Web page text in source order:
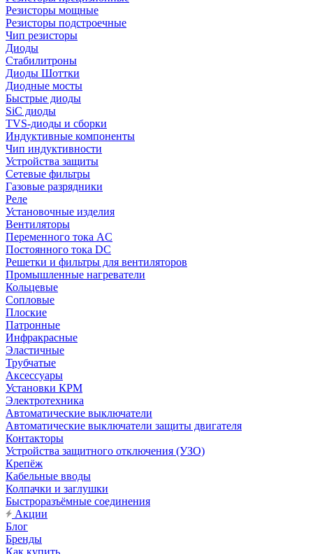
Резисторы мощные
Резисторы подстроечные
Чип резисторы
Диоды
Стабилитроны
Диоды Шоттки
Диодные мосты
Быстрые диоды
SiC диоды
TVS-диоды и сборки
Индуктивные компоненты
Чип индуктивности
Устройства защиты
Сетевые фильтры
Газовые разрядники
Реле
Установочные изделия
Вентиляторы
Переменного тока AC
Постоянного тока DC
Решетки и фильтры для вентиляторов
Промышленные нагреватели
Кольцевые
Сопловые
Плоские
Патронные
Инфракрасные
Эластичные
Трубчатые
Аксессуары
Установки КРМ
Электротехника
Автоматические выключатели
Автоматические выключатели защиты двигателя
Контакторы
Устройства защитного отключения (УЗО)
Крепёж
Кабельные вводы
Колпачки и заглушки
Быстроразъёмные соединения
Акции
Блог
Бренды
Как купить